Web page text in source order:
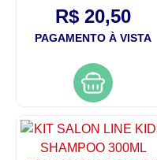
R$ 20,50
PAGAMENTO À VISTA